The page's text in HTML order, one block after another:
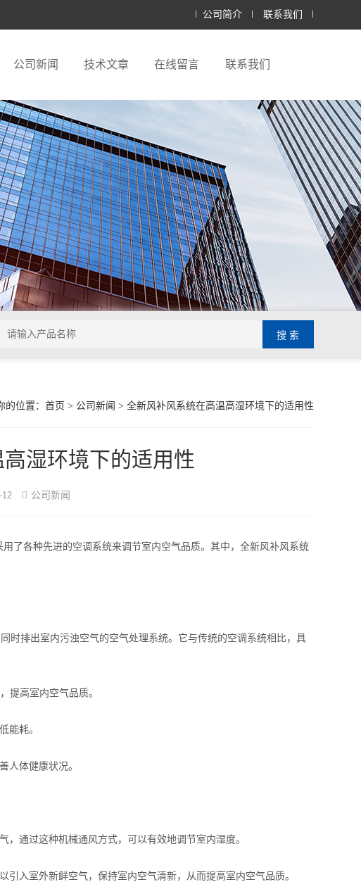
公司简介 联系我们
公司新闻 技术文章 在线留言 联系我们
的位置： 首页 > 公司新闻 > 全新风补风系统在高温高湿环境下的适用性
湿环境下的适用性
12 公司新闻
各种先进的空调系统来调节室内空气品质。其中，全新风补风系统
时排出室内污浊空气的空气处理系统。它与传统的空调系统相比，具
高室内空气品质。
能耗。
体健康状况。
通过这种机械通风方式，可以有效地调节室内湿度。
入室外新鲜空气，保持室内空气清新，从而提高室内空气品质。